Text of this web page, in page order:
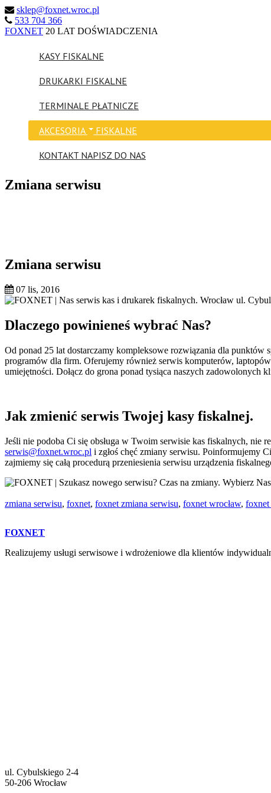
sklep@foxnet.wroc.pl
533 704 366
FOXNET 20 LAT DOŚWIADCZENIA
KASY FISKALNE
DRUKARKI FISKALNE
TERMINALE PŁATNICZE
AKCESORIA FISKALNE
KONTAKT NAPISZ DO NAS
Zmiana serwisu
Zmiana serwisu
07 lis, 2016
Dlaczego powinieneś wybrać Nas?
Od ponad 25 lat dostarczamy kompleksowe rozwiązania dla punktów
programów dla firm. Oferujemy również serwis komputerów,
umiejętności. Dołącz do grona ponad tysiąca naszych zadowolonych
Jak zmienić serwis Twojej kasy fiskalnej.
Jeśli nie podoba Ci się obsługa w Twoim serwisie kas fiskalnych, nie
serwis@foxnet.wroc.pl i zgłoś chęć zmiany serwisu. Poinformujemy
zajmiemy się całą procedurą przeniesienia serwisu urządzenia
zmiana serwisu, foxnet, foxnet zmiana serwisu, foxnet wrocław, foxnet
FOXNET
Realizujemy usługi serwisowe i wdrożeniowe dla klientów
ul. Cybulskiego 2-4
50-206 Wrocław